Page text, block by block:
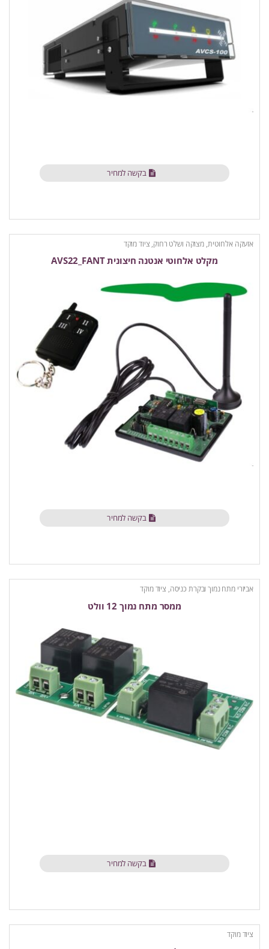
בקשה למחיר
אזעקה אלחוטית, מצוקה ושלט רחוק, ציוד מוקד
מקלט אלחוטי אנטנה חיצונית AVS22_FANT
בקשה למחיר
אביזרי מתח נמוך ובקרת כניסה, ציוד מוקד
ממסר מתח נמוך 12 וולט
בקשה למחיר
ציוד מוקד